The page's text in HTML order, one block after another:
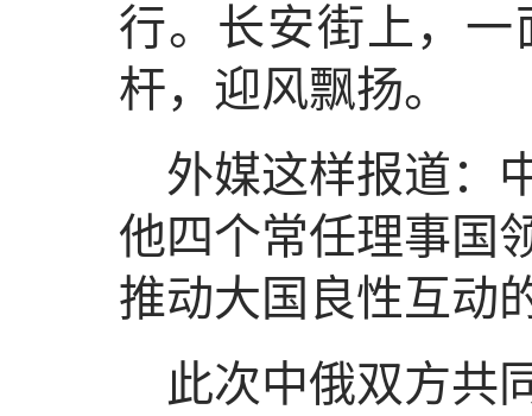
行。长安街上，
杆，迎风飘扬。
外媒这样报道：
他四个常任理事国
推动大国良性互动
此次中俄双方共